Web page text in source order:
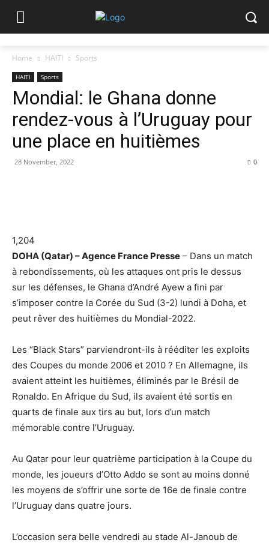
Home HAITI Sports
HAITI Sports
Mondial: le Ghana donne
rendez-vous à l’Uruguay pour
une place en huitièmes
28 November, 2022 0
1,204
DOHA (Qatar) – Agence France Presse – Dans un match
à rebondissements, où les attaques ont pris le dessus
sur les défenses, le Ghana d’André Ayew a fini par
s’imposer contre la Corée du Sud (3-2) lundi à Doha, et
peut rêver des huitièmes du Mondial-2022.
Les “Black Stars” parviendront-ils à rééditer les exploits
des Coupes du monde 2006 et 2010 ? En Allemagne, ils
avaient atteint les huitièmes, éliminés par le Brésil de
Ronaldo. En Afrique du Sud, ils avaient été sortis en
quarts de finale aux tirs au but, lors d’un match
mémorable contre l’Uruguay.
Au Qatar pour leur quatrième participation à la Coupe du
monde, les joueurs d’Otto Addo se sont au moins donné
les moyens de s’offrir une sorte de 16e de finale contre
l’Uruguay dans quatre jours.
L’occasion sera belle vendredi au stade Al-Janoub de